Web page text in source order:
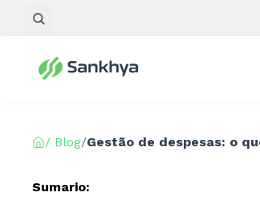
/ Blog/Gestão de despesas: o
Sumario: